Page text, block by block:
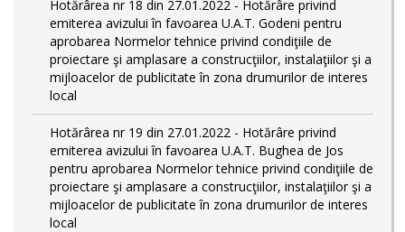
Hotărârea nr 18 din 27.01.2022 - Hotărâre privind
emiterea avizului în favoarea U.A.T. Godeni pentru
aprobarea Normelor tehnice privind condiţiile de
proiectare şi amplasare a construcţiilor, instalaţiilor şi a
mijloacelor de publicitate în zona drumurilor de interes
local
Hotărârea nr 19 din 27.01.2022 - Hotărâre privind
emiterea avizului în favoarea U.A.T. Bughea de Jos
pentru aprobarea Normelor tehnice privind condiţiile de
proiectare şi amplasare a construcţiilor, instalaţiilor şi a
mijloacelor de publicitate în zona drumurilor de interes
local